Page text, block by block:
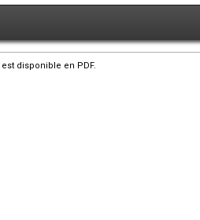
disponible en PDF.